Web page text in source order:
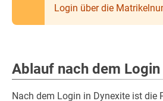
Login über die
Ablauf nach dem Login
Nach dem Login in Dynexite ist die